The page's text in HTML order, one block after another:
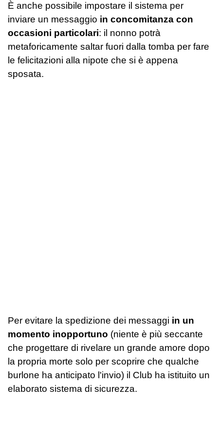
È anche possibile impostare il sistema per
inviare un messaggio in concomitanza con
occasioni particolari: il nonno potrà
metaforicamente saltar fuori dalla tomba per fare
le felicitazioni alla nipote che si è appena
sposata.
Per evitare la spedizione dei messaggi in un
momento inopportuno (niente è più seccante
che progettare di rivelare un grande amore dopo
la propria morte solo per scoprire che qualche
burlone ha anticipato l'invio) il Club ha istituito un
elaborato sistema di sicurezza.